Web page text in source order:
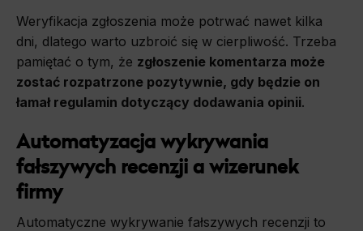
Weryfikacja zgłoszenia może potrwać nawet kilka
dni, dlatego warto uzbroić się w cierpliwość. Trzeba
pamiętać o tym, że zgłoszenie komentarza może
zostać rozpatrzone pozytywnie, gdy będzie on
łamał regulamin dotyczący dodawania opinii.
Automatyzacja wykrywania
fałszywych recenzji a wizerunek
firmy
Automatyczne wykrywanie fałszywych recenzji to